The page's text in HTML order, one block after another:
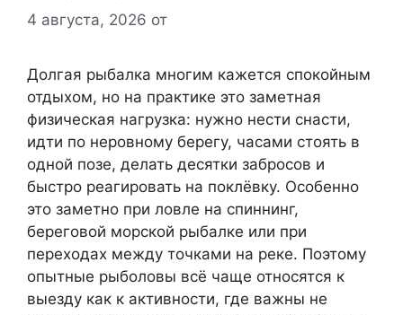
4 августа, 2026 от
Долгая рыбалка многим кажется спокойным
отдыхом, но на практике это заметная
физическая нагрузка: нужно нести снасти,
идти по неровному берегу, часами стоять в
одной позе, делать десятки забросов и
быстро реагировать на поклёвку. Особенно
это заметно при ловле на спиннинг,
береговой морской рыбалке или при
переходах между точками на реке. Поэтому
опытные рыболовы всё чаще относятся к
выезду как к активности, где важны не